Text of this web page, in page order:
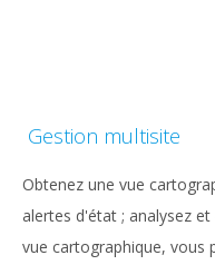
Gestion multisite
Obtenez une vue
alertes d'état ; analysez
vue cartographique, vous